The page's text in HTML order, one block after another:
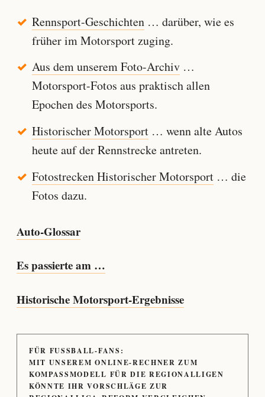
Rennsport-Geschichten… darüber, wie es
früher im Motorsport zuging.
Aus dem unserem Foto-Archiv…
Motorsport-Fotos aus praktisch allen
Epochen des Motorsports.
Historischer Motorsport… wenn alte Autos
heute auf der Rennstrecke antreten.
Fotostrecken Historischer Motorsport… die
Fotos dazu.
Auto-Glossar
Es passierte am …
Historische Motorsport-Ergebnisse
FÜR FUSSBALL-FANS:
MIT UNSEREM ONLINE-RECHNER ZUM
KOMPASSMODELL FÜR DIE REGIONALLIGEN
KÖNNTE IHR VORSCHLÄGE ZUR